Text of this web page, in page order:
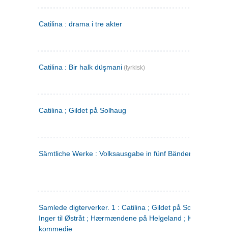
Catilina : drama i tre akter
Catilina : Bir halk düşmani (tyrkisk)
Catilina ; Gildet på Solhaug
Sämtliche Werke : Volksausgabe in fünf Bänden
Samlede digterverker. 1 : Catilina ; Gildet på Solhaug ; Fru
Inger til Østråt ; Hærmændene på Helgeland ;
kommedie